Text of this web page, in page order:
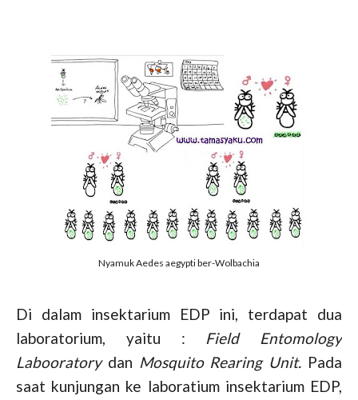
Nyamuk Aedes aegypti ber-Wolbachia
Di dalam insektarium EDP ini, terdapat dua
laboratorium, yaitu : Field Entomology
Labooratorydan Mosquito Rearing Unit. Pada
saat kunjungan ke laboratium insektarium EDP,